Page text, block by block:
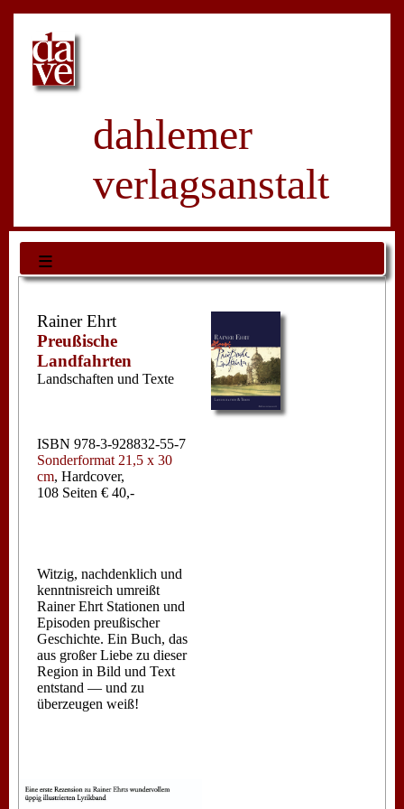
dahlemer
verlagsanstalt
≡
Rainer Ehrt
Preußische
Landfahrten
Landschaften und Texte
ISBN 978-3-928832-55-7
Sonderformat 21,5 x 30
cm, Hardcover,
108 Seiten € 40,-
Witzig, nachdenklich und
kenntnisreich umreißt
Rainer Ehrt Stationen und
Episoden preußischer
Geschichte. Ein Buch, das
aus großer Liebe zu dieser
Region in Bild und Text
entstand — und zu
überzeugen weiß!